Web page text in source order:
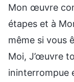
Mon œuvre
étapes et à
même si vous
Moi, J’œuvre
ininterrompue